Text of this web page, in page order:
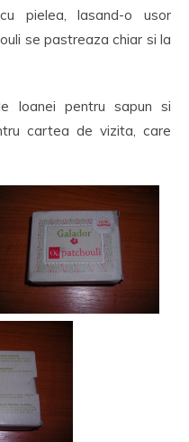
pielea, lasand-o usor
se pastreaza chiar si la
Ioanei pentru sapun si
cartea de vizita, care